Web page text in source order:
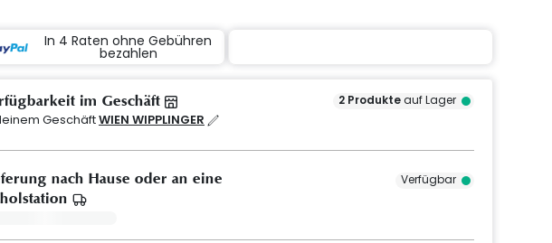
In 4 Raten ohne Gebühren
bezahlen
im Geschäft 2 Produkteauf Lager
GeschäftWIEN WIPPLINGER
nach Hause oder an eine
Verfügbar